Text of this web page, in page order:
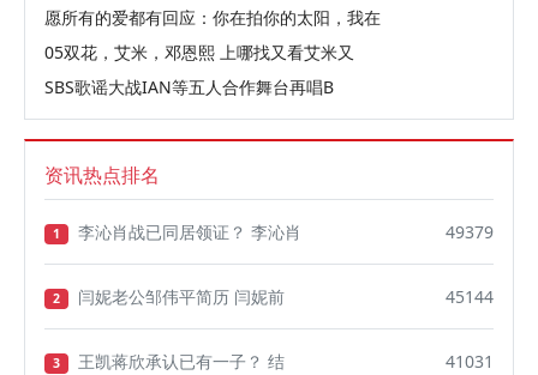
愿所有的爱都有回应：你在拍你的太阳，我在
05双花，艾米，邓恩熙 上哪找又看艾米又
SBS歌谣大战IAN等五人合作舞台再唱B
资讯热点排名
1 李沁肖战已同居领证？ 李沁肖 49379
2 闫妮老公邹伟平简历 闫妮前 45144
3 王凯蒋欣承认已有一子？ 结 41031